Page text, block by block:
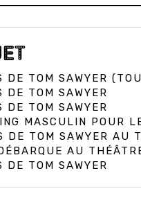
DE TOM SAWYER
DE TOM SAWYER
DE TOM SAWYER
MASCULIN POUR
TOM SAWYER AU
AU
DE TOM SAWYER